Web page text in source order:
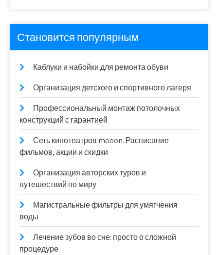
Становится популярным
Каблуки и набойки для ремонта обуви
Организация детского и спортивного лагеря
Профессиональный монтаж потолочных
конструкций с гарантией
Сеть кинотеатров mooon. Расписание
фильмов, акции и скидки
Организация авторских туров и
путешествий по миру
Магистральные фильтры для умягчения
воды
Лечение зубов во сне: просто о сложной
процедуре